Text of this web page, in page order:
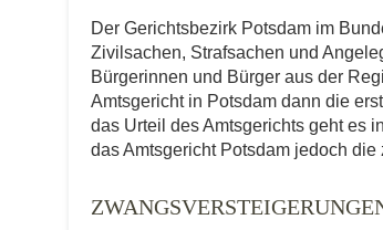
Der Gerichtsbezirk Potsdam im
Zivilsachen, Strafsachen und
Bürgerinnen und Bürger aus der
Amtsgericht in Potsdam dann die
das Urteil des Amtsgerichts geht es
das Amtsgericht Potsdam jedoch